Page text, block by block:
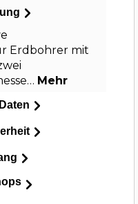
Erdbohrer mit
Mehr